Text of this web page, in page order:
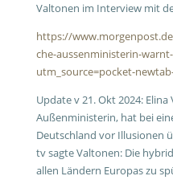
Valtonen im Interview mit
https://
che-aussenministerin-
utm_source=pocket-
Update v 21. Okt 2024:
Außenministerin, hat bei
Deutschland vor Illusionen
tv sagte Valtonen: Die
allen Ländern Europas zu